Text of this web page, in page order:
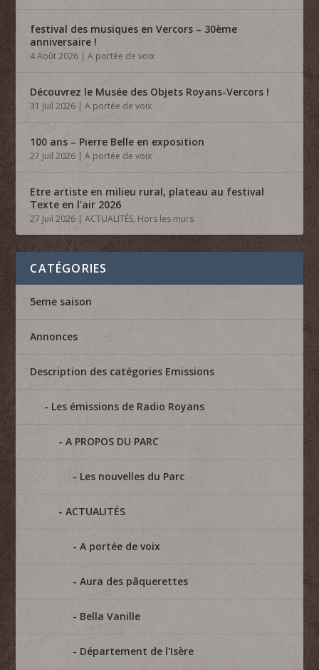
festival des musiques en Vercors – 30ème
anniversaire !
4 Août 2026 |A portée de voix
Découvrez le Musée des Objets Royans-Vercors !
31 Juil 2026 |A portée de voix
100 ans – Pierre Belle en exposition
27 Juil 2026 |A portée de voix
Etre artiste en milieu rural, plateau au festival
Texte en l’air 2026
27 Juil 2026 |ACTUALITÉS, Hors les murs
CATÉGORIES
5eme saison
Annonces
Description des catégories Emissions
Les émissions de Radio Royans
A PROPOS DU PARC
Les nouvelles du Parc
ACTUALITÉS
A portée de voix
Aura des pâquerettes
Bella Vanille
Département de l'Isère